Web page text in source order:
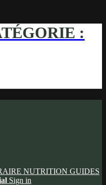
:
NUTRITION GUIDES
Sign in